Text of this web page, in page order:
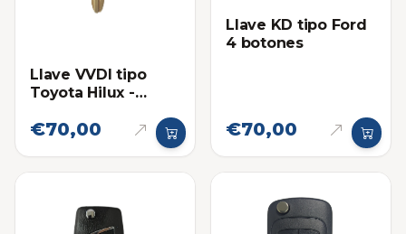
Llave VVDI tipo
Toyota Hilux -
€70,00
Llave KD tipo Ford
4 botones
€70,00